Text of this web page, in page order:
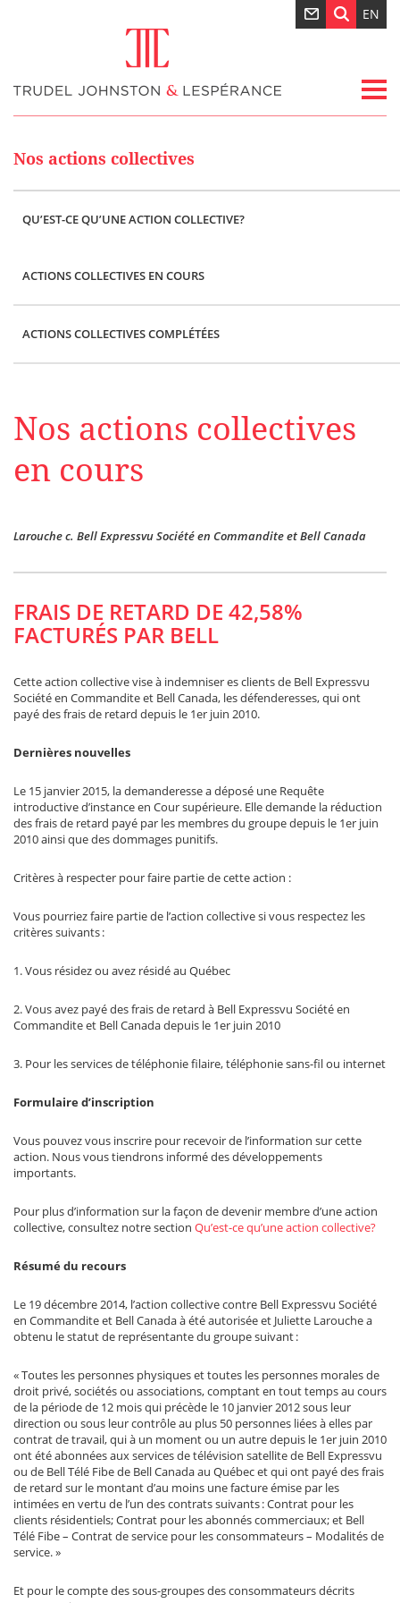
EN
Nos actions collectives
QU’EST-CE QU’UNE ACTION COLLECTIVE?
ACTIONS COLLECTIVES EN COURS
ACTIONS COLLECTIVES COMPLÉTÉES
Nos actions collectives
en cours
Larouche c. Bell Expressvu Société en Commandite et Bell Canada
FRAIS DE RETARD DE 42,58%
FACTURÉS PAR BELL
Cette action collective vise à indemniser es clients de Bell Expressvu
Société en Commandite et Bell Canada, les défenderesses, qui ont
payé des frais de retard depuis le 1er juin 2010.
Dernières nouvelles
Le 15 janvier 2015, la demanderesse a déposé une Requête
introductive d’instance en Cour supérieure. Elle demande la réduction
des frais de retard payé par les membres du groupe depuis le 1er juin
2010 ainsi que des dommages punitifs.
Critères à respecter pour faire partie de cette action :
Vous pourriez faire partie de l’action collective si vous respectez les
critères suivants :
1. Vous résidez ou avez résidé au Québec
2. Vous avez payé des frais de retard à Bell Expressvu Société en
Commandite et Bell Canada depuis le 1er juin 2010
3. Pour les services de téléphonie filaire, téléphonie sans-fil ou internet
Formulaire d’inscription
Vous pouvez vous inscrire pour recevoir de l’information sur cette
action. Nous vous tiendrons informé des développements
importants.
Pour plus d’information sur la façon de devenir membre d’une action
collective, consultez notre section Qu’est-ce qu’une action collective?
Résumé du recours
Le 19 décembre 2014, l’action collective contre Bell Expressvu Société
en Commandite et Bell Canada à été autorisée et Juliette Larouche a
obtenu le statut de représentante du groupe suivant :
« Toutes les personnes physiques et toutes les personnes morales de
droit privé, sociétés ou associations, comptant en tout temps au cours
de la période de 12 mois qui précède le 10 janvier 2012 sous leur
direction ou sous leur contrôle au plus 50 personnes liées à elles par
contrat de travail, qui à un moment ou un autre depuis le 1er juin 2010
ont été abonnées aux services de télévision satellite de Bell Expressvu
ou de Bell Télé Fibe de Bell Canada au Québec et qui ont payé des frais
de retard sur le montant d’au moins une facture émise par les
intimées en vertu de l’un des contrats suivants : Contrat pour les
clients résidentiels; Contrat pour les abonnés commerciaux; et Bell
Télé Fibe – Contrat de service pour les consommateurs – Modalités de
service. »
Et pour le compte des sous-groupes des consommateurs décrits